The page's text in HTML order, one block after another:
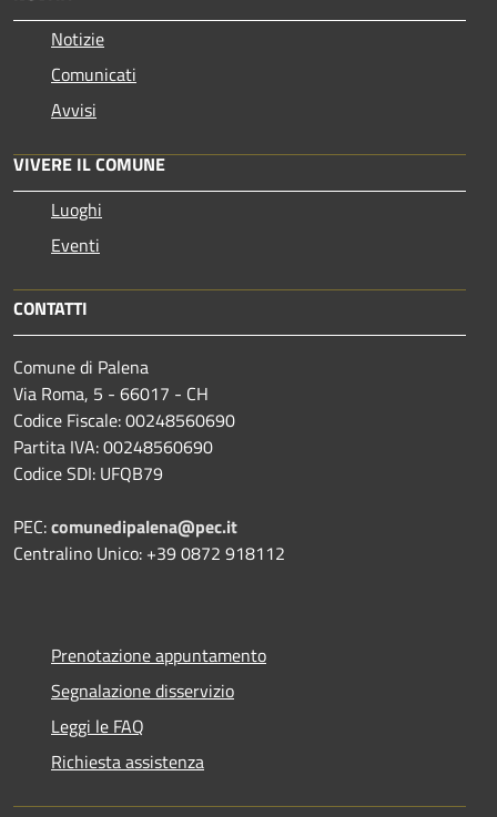
Notizie
Comunicati
Avvisi
VIVERE IL COMUNE
Luoghi
Eventi
CONTATTI
Comune di Palena
Via Roma, 5 - 66017 - CH
Codice Fiscale: 00248560690
Partita IVA: 00248560690
Codice SDI: UFQB79
PEC:comunedipalena@pec.it
Centralino Unico: +39 0872 918112
Prenotazione appuntamento
Segnalazione disservizio
Leggi le FAQ
Richiesta assistenza